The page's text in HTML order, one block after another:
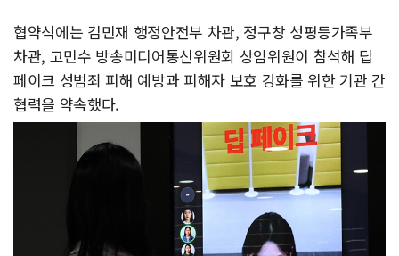
협약식에는 김민재 행정안전부 차관, 정구창 성평등가족부
차관, 고민수 방송미디어통신위원회 상임위원이 참석해 딥
페이크 성범죄 피해 예방과 피해자 보호 강화를 위한 기관 간
협력을 약속했다.